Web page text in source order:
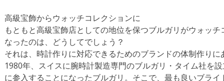
高級宝飾からウォッチコレクションに
もともと高級宝飾店としての地位を保つブルガリがウォッ
なったのは、どうしてでしょう？
それは、時計作りに対応できるためのブランドの体制作り
1980年、スイスに腕時計製造専門のブルガリ・タイム社を
に参入することになったブルガリ。そこで、最も良いブラ